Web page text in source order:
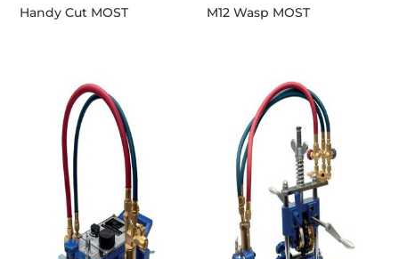
Handy Cut MOST M12 Wasp MOST